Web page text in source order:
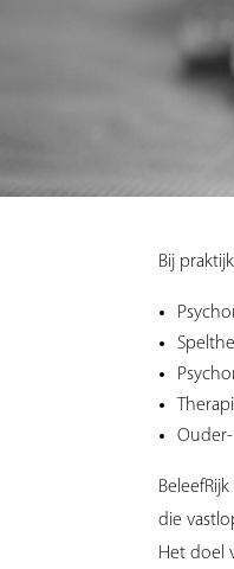
Bij
die
Het doel